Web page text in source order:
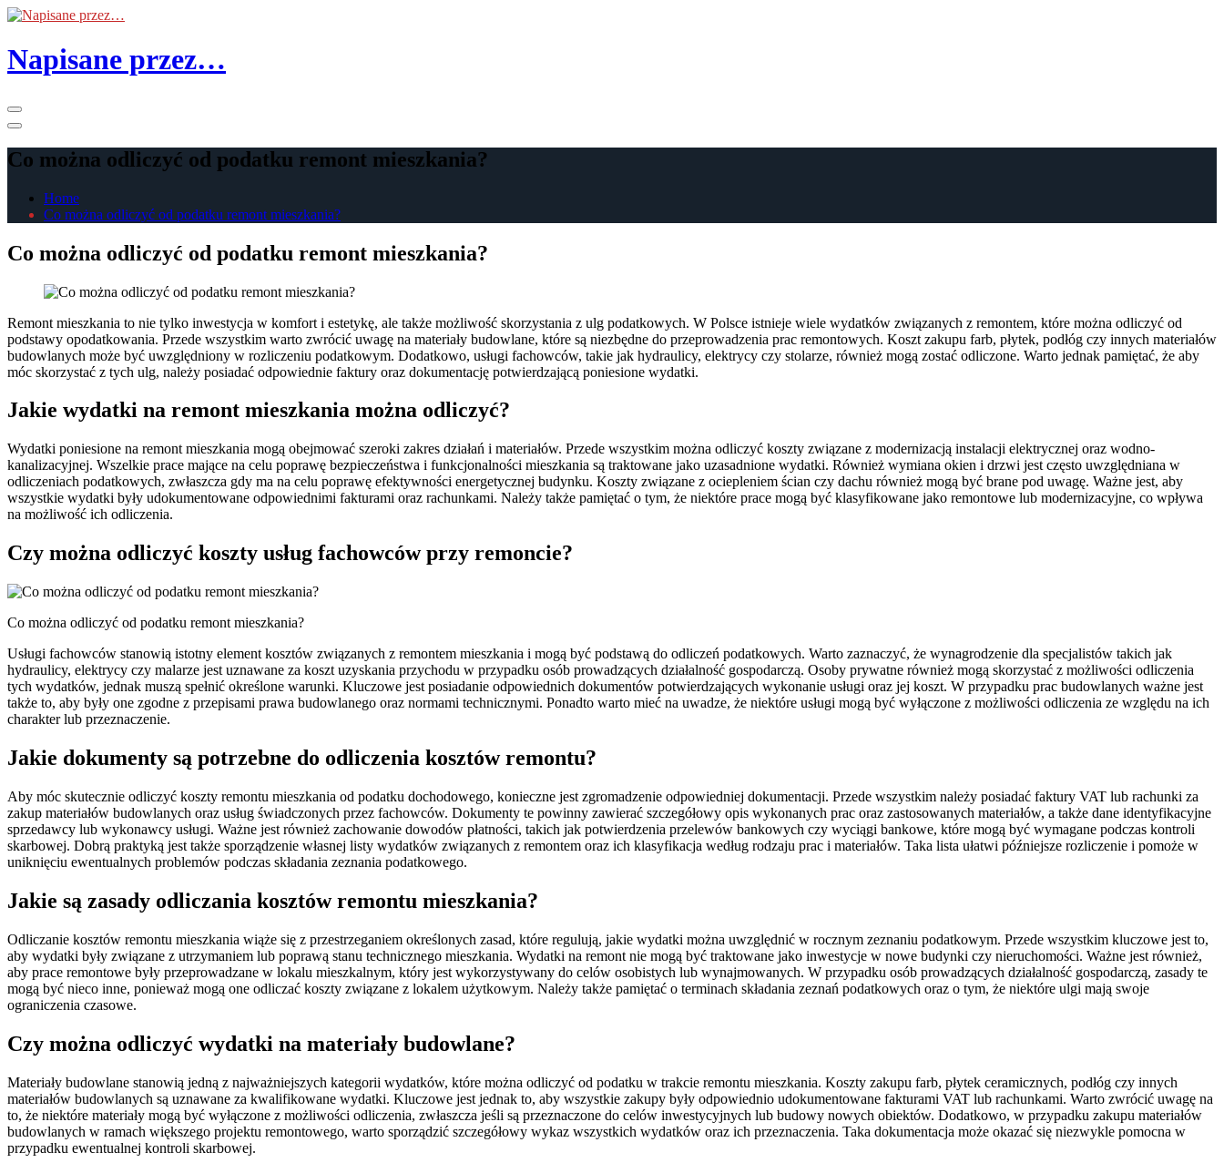
Skip
the
content
Napisane przez…
Co można odliczyć od podatku remont mieszkania?
Home
Co można odliczyć od podatku remont mieszkania?
Co można odliczyć od podatku remont mieszkania?
Remont mieszkania to nie tylko inwestycja w komfort i estetykę, ale także możliwość skorzystania z ulg podatkowych. W Polsce istnieje wiele wydatków związanych z remontem, które można odliczyć od
podstawy opodatkowania. Przede wszystkim warto zwrócić uwagę na materiały budowlane, które są niezbędne do przeprowadzenia prac remontowych. Koszt zakupu farb, płytek, podłóg czy innych materiałów
budowlanych może być uwzględniony w rozliczeniu podatkowym. Dodatkowo, usługi fachowców, takie jak hydraulicy, elektrycy czy stolarze, również mogą zostać odliczone. Warto jednak pamiętać, że aby
móc skorzystać z tych ulg, należy posiadać odpowiednie faktury oraz dokumentację potwierdzającą poniesione wydatki.
Jakie wydatki na remont mieszkania można odliczyć?
Wydatki poniesione na remont mieszkania mogą obejmować szeroki zakres działań i materiałów. Przede wszystkim można odliczyć koszty związane z modernizacją instalacji elektrycznej oraz wodno-
kanalizacyjnej. Wszelkie prace mające na celu poprawę bezpieczeństwa i funkcjonalności mieszkania są traktowane jako uzasadnione wydatki. Również wymiana okien i drzwi jest często uwzględniana w
odliczeniach podatkowych, zwłaszcza gdy ma na celu poprawę efektywności energetycznej budynku. Koszty związane z ociepleniem ścian czy dachu również mogą być brane pod uwagę. Ważne jest, aby
wszystkie wydatki były udokumentowane odpowiednimi fakturami oraz rachunkami. Należy także pamiętać o tym, że niektóre prace mogą być klasyfikowane jako remontowe lub modernizacyjne, co wpływa
na możliwość ich odliczenia.
Czy można odliczyć koszty usług fachowców przy remoncie?
Co można odliczyć od podatku remont mieszkania?
Usługi fachowców stanowią istotny element kosztów związanych z remontem mieszkania i mogą być podstawą do odliczeń podatkowych. Warto zaznaczyć, że wynagrodzenie dla specjalistów takich jak
hydraulicy, elektrycy czy malarze jest uznawane za koszt uzyskania przychodu w przypadku osób prowadzących działalność gospodarczą. Osoby prywatne również mogą skorzystać z możliwości odliczenia
tych wydatków, jednak muszą spełnić określone warunki. Kluczowe jest posiadanie odpowiednich dokumentów potwierdzających wykonanie usługi oraz jej koszt. W przypadku prac budowlanych ważne jest
także to, aby były one zgodne z przepisami prawa budowlanego oraz normami technicznymi. Ponadto warto mieć na uwadze, że niektóre usługi mogą być wyłączone z możliwości odliczenia ze względu na ich
charakter lub przeznaczenie.
Jakie dokumenty są potrzebne do odliczenia kosztów remontu?
Aby móc skutecznie odliczyć koszty remontu mieszkania od podatku dochodowego, konieczne jest zgromadzenie odpowiedniej dokumentacji. Przede wszystkim należy posiadać faktury VAT lub rachunki za
zakup materiałów budowlanych oraz usług świadczonych przez fachowców. Dokumenty te powinny zawierać szczegółowy opis wykonanych prac oraz zastosowanych materiałów, a także dane identyfikacyjne
sprzedawcy lub wykonawcy usługi. Ważne jest również zachowanie dowodów płatności, takich jak potwierdzenia przelewów bankowych czy wyciągi bankowe, które mogą być wymagane podczas kontroli
skarbowej. Dobrą praktyką jest także sporządzenie własnej listy wydatków związanych z remontem oraz ich klasyfikacja według rodzaju prac i materiałów. Taka lista ułatwi późniejsze rozliczenie i pomoże w
uniknięciu ewentualnych problemów podczas składania zeznania podatkowego.
Jakie są zasady odliczania kosztów remontu mieszkania?
Odliczanie kosztów remontu mieszkania wiąże się z przestrzeganiem określonych zasad, które regulują, jakie wydatki można uwzględnić w rocznym zeznaniu podatkowym. Przede wszystkim kluczowe jest to,
aby wydatki były związane z utrzymaniem lub poprawą stanu technicznego mieszkania. Wydatki na remont nie mogą być traktowane jako inwestycje w nowe budynki czy nieruchomości. Ważne jest również,
aby prace remontowe były przeprowadzane w lokalu mieszkalnym, który jest wykorzystywany do celów osobistych lub wynajmowanych. W przypadku osób prowadzących działalność gospodarczą, zasady te
mogą być nieco inne, ponieważ mogą one odliczać koszty związane z lokalem użytkowym. Należy także pamiętać o terminach składania zeznań podatkowych oraz o tym, że niektóre ulgi mają swoje
ograniczenia czasowe.
Czy można odliczyć wydatki na materiały budowlane?
Materiały budowlane stanowią jedną z najważniejszych kategorii wydatków, które można odliczyć od podatku w trakcie remontu mieszkania. Koszty zakupu farb, płytek ceramicznych, podłóg czy innych
materiałów budowlanych są uznawane za kwalifikowane wydatki. Kluczowe jest jednak to, aby wszystkie zakupy były odpowiednio udokumentowane fakturami VAT lub rachunkami. Warto zwrócić uwagę na
to, że niektóre materiały mogą być wyłączone z możliwości odliczenia, zwłaszcza jeśli są przeznaczone do celów inwestycyjnych lub budowy nowych obiektów. Dodatkowo, w przypadku zakupu materiałów
budowlanych w ramach większego projektu remontowego, warto sporządzić szczegółowy wykaz wszystkich wydatków oraz ich przeznaczenia. Taka dokumentacja może okazać się niezwykle pomocna w
przypadku ewentualnej kontroli skarbowej.